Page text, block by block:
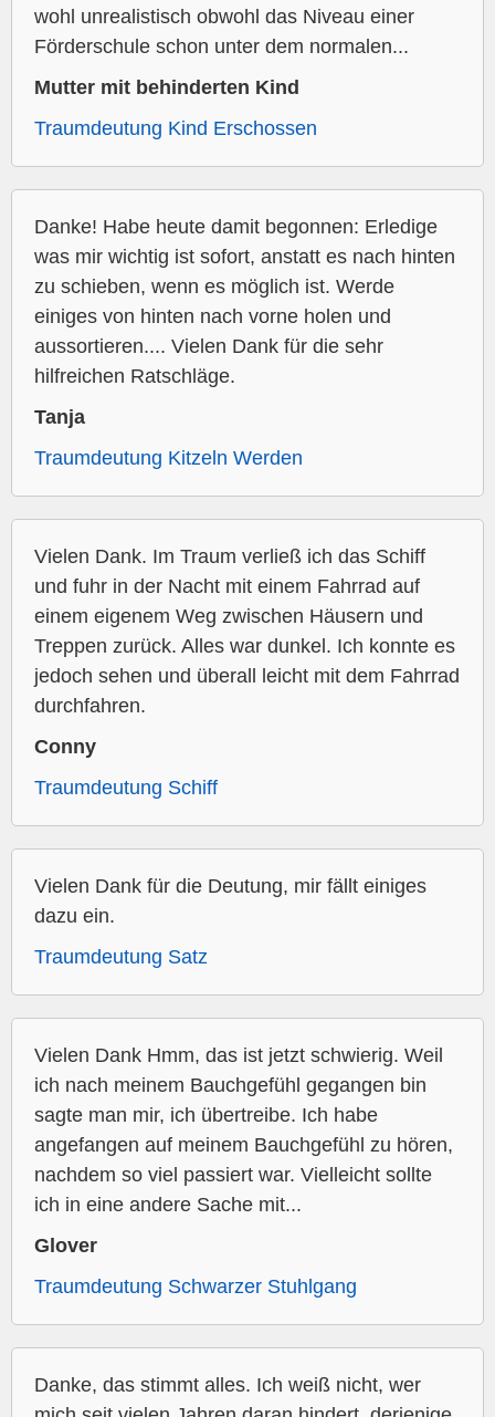
wohl unrealistisch obwohl das Niveau einer
Förderschule schon unter dem normalen...
Mutter mit behinderten Kind
Traumdeutung Kind Erschossen
Danke! Habe heute damit begonnen: Erledige
was mir wichtig ist sofort, anstatt es nach hinten
zu schieben, wenn es möglich ist. Werde
einiges von hinten nach vorne holen und
aussortieren.... Vielen Dank für die sehr
hilfreichen Ratschläge.
Tanja
Traumdeutung Kitzeln Werden
Vielen Dank. Im Traum verließ ich das Schiff
und fuhr in der Nacht mit einem Fahrrad auf
einem eigenem Weg zwischen Häusern und
Treppen zurück. Alles war dunkel. Ich konnte es
jedoch sehen und überall leicht mit dem Fahrrad
durchfahren.
Conny
Traumdeutung Schiff
Vielen Dank für die Deutung, mir fällt einiges
dazu ein.
Traumdeutung Satz
Vielen Dank Hmm, das ist jetzt schwierig. Weil
ich nach meinem Bauchgefühl gegangen bin
sagte man mir, ich übertreibe. Ich habe
angefangen auf meinem Bauchgefühl zu hören,
nachdem so viel passiert war. Vielleicht sollte
ich in eine andere Sache mit...
Glover
Traumdeutung Schwarzer Stuhlgang
Danke, das stimmt alles. Ich weiß nicht, wer